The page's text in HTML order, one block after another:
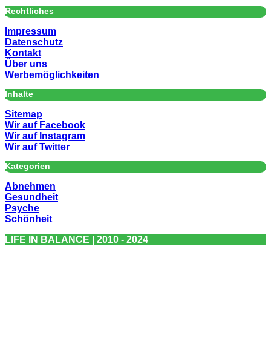
Rechtliches
Impressum
Datenschutz
Kontakt
Über uns
Werbemöglichkeiten
Inhalte
Sitemap
Wir auf Facebook
Wir auf Instagram
Wir auf Twitter
Kategorien
Abnehmen
Gesundheit
Psyche
Schönheit
LIFE IN BALANCE | 2010 - 2024